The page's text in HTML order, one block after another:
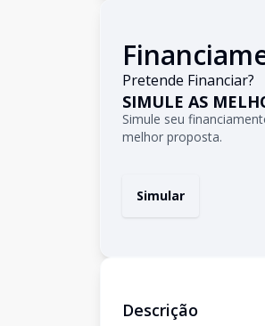
Pretende Financiar?
SIMULE AS
Simule seu
melhor proposta.
Simular
Descrição